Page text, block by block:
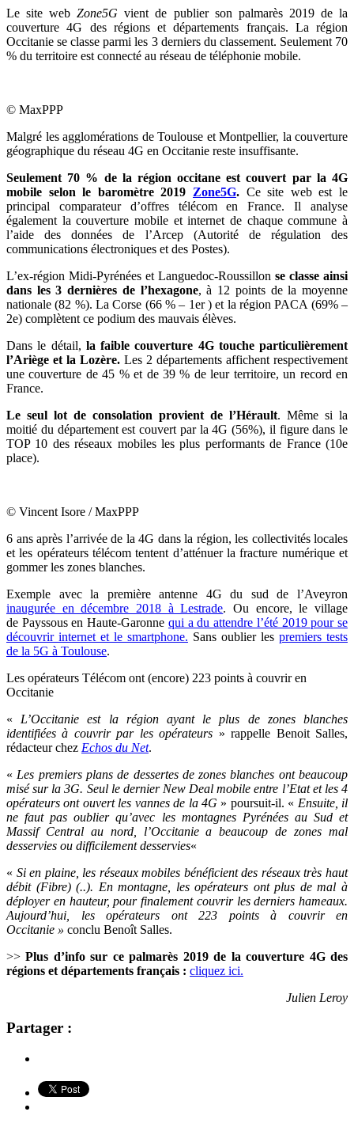
Le site webZone5G vient de publier son palmarès 2019 de la
couverture 4G des régions et départements français. La région
Occitanie se classe parmi les 3 derniers du classement. Seulement 70
% du territoire est connecté au réseau de téléphonie mobile.
© MaxPPP
Malgré les agglomérations de Toulouse et Montpellier, la couverture
géographique du réseau 4G en Occitanie reste insuffisante.
Seulement 70 % de la région occitane est couvert par la 4G
mobile selon le baromètre 2019 Zone5G. Ce site web est le
principal comparateur d’offres télécom en France. Il analyse
également la couverture mobile et internet de chaque commune à
l’aide des données de l’Arcep (Autorité de régulation des
communications électroniques et des Postes).
L’ex-région Midi-Pyrénées et Languedoc-Roussillon se classe ainsi
dans les 3 dernières de l’hexagone, à 12 points de la moyenne
nationale (82 %). La Corse (66 % – 1er ) et la région PACA (69% –
2e) complètent ce podium des mauvais élèves.
Dans le détail, la faible couverture 4G touche particulièrement
l’Ariège et la Lozère. Les 2 départements affichent respectivement
une couverture de 45 % et de 39 % de leur territoire, un record en
France.
Le seul lot de consolation provient de l’Hérault. Même si la
moitié du département est couvert par la 4G (56%), il figure dans le
TOP 10 des réseaux mobiles les plus performants de France (10e
place).
© Vincent Isore / MaxPPP
6 ans après l’arrivée de la 4G dans la région, les collectivités locales
et les opérateurs télécom tentent d’atténuer la fracture numérique et
gommer les zones blanches.
Exemple avec la première antenne 4G du sud de l’Aveyron
inaugurée en décembre 2018 à Lestrade. Ou encore, le village
de Payssous en Haute-Garonne qui a du attendre l’été 2019 pour se
découvrir internet et le smartphone. Sans oublier les premiers tests
de la 5G à Toulouse.
Les opérateurs Télécom ont (encore) 223 points à couvrir en
Occitanie
« L’Occitanie est la région ayant le plus de zones blanches
identifiées à couvrir par les opérateurs » rappelle Benoit Salles,
rédacteur chez Echos du Net.
« Les premiers plans de dessertes de zones blanches ont beaucoup
misé sur la 3G. Seul le dernier New Deal mobile entre l’Etat et les 4
opérateurs ont ouvert les vannes de la 4G » poursuit-il. « Ensuite, il
ne faut pas oublier qu’avec les montagnes Pyrénées au Sud et
Massif Central au nord, l’Occitanie a beaucoup de zones mal
desservies ou difficilement desservies«
« Si en plaine, les réseaux mobiles bénéficient des réseaux très haut
débit (Fibre) (..). En montagne, les opérateurs ont plus de mal à
déployer en hauteur, pour finalement couvrir les derniers hameaux.
Aujourd’hui, les opérateurs ont 223 points à couvrir en
Occitanie » conclu Benoît Salles.
>>Plus d’info sur ce palmarès 2019 de la couverture 4G des
régions et départements français : cliquez ici.
Julien Leroy
Partager :